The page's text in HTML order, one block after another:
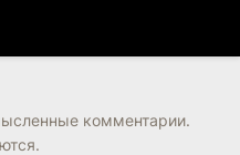
комментарии.